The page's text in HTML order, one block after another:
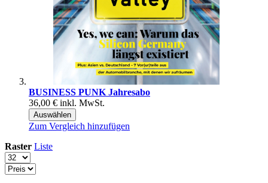
BUSINESS PUNK Jahresabo
36,00 € inkl. MwSt.
Auswählen
Zum Vergleich hinzufügen
Raster Liste